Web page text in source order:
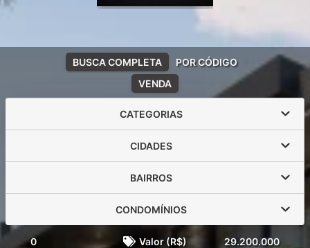
VENDA
BUSCA COMPLETA POR CÓDIGO
CATEGORIAS
CIDADES
BAIRROS
CONDOMÍNIOS
0 Valor (R$) 29.200.000